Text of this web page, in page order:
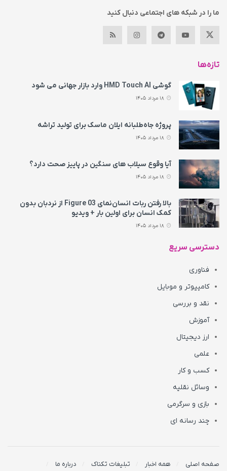
ما را در شبکه های اجتماعی دنبال کنید
تازه‌ها
گوشی HMD Touch AI وارد بازار جهانی می‌ شود
پروژه جاه‌طلبانه ایلان ماسک برای تولید تراشه
آیا وقوع سیلاب های سنگین در پاییز صحت دارد؟
بالا رفتن ربات انسان‌نمای Figure 03 از نردبان بدون
کمک انسان برای اولین بار + ویدیو
دسترسی سریع
فناوری
کامپیوتر و موبایل
نقد و بررسی
آموزش
ارز دیجیتال
علمی
کسب و کار
وسائل نقلیه
بازی و سرگرمی
چند رسانه ای
صفحه اصلی همه اخبار تبلیغات تکناک
درباره ما